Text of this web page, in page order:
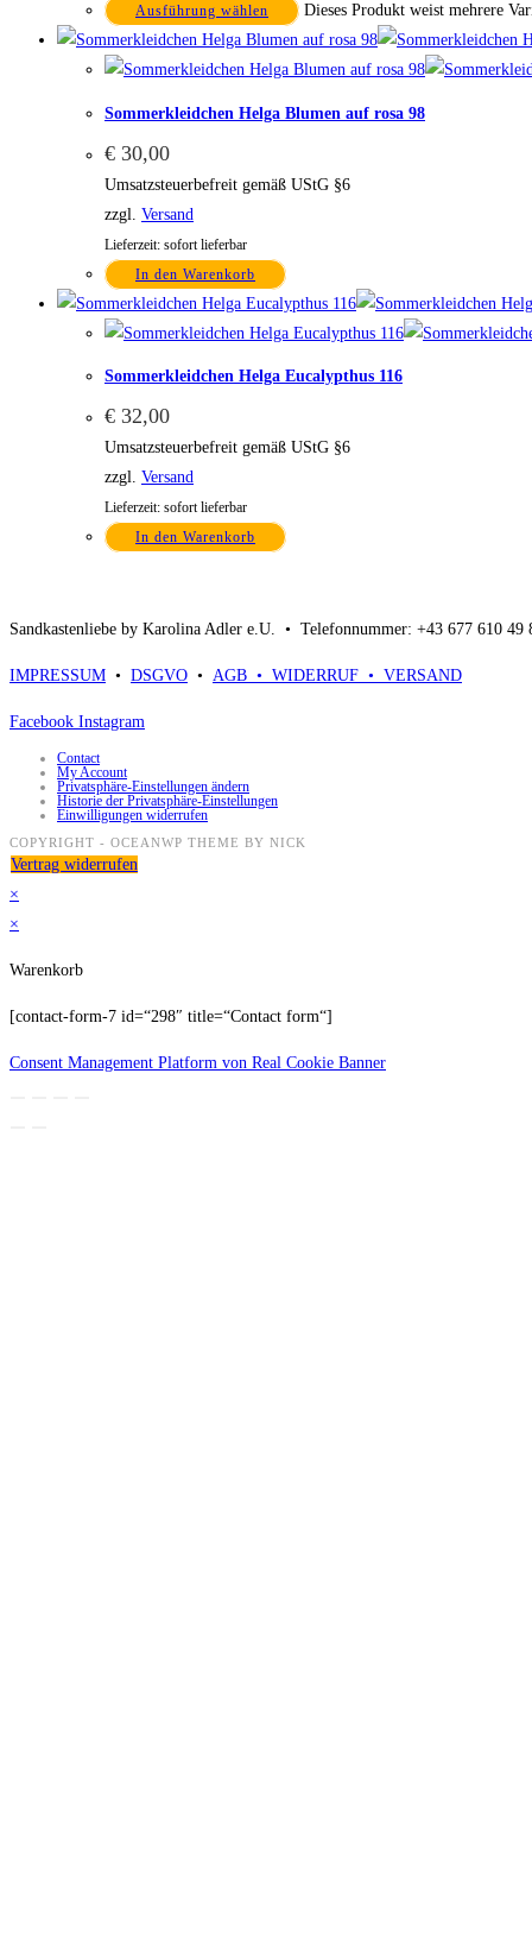
Ausführung wählen Dieses Produkt weist mehrere
Sommerkleidchen Helga Blumen auf rosa 98
€ 30,00
Umsatzsteuerbefreit gemäß UStG §6
zzgl. Versand
Lieferzeit: sofort lieferbar
In den Warenkorb
Sommerkleidchen Helga Eucalypthus 116
€ 32,00
Umsatzsteuerbefreit gemäß UStG §6
zzgl. Versand
Lieferzeit: sofort lieferbar
In den Warenkorb
Sandkastenliebe by Karolina Adler e.U. • Telefonnummer: +43 677 610
IMPRESSUM • DSGVO • AGB • WIDERRUF • VERSAND
Facebook Instagram
Contact
My Account
Privatsphäre-Einstellungen ändern
Historie der Privatsphäre-Einstellungen
Einwilligungen widerrufen
COPYRIGHT - OCEANWP THEME BY NICK
Vertrag widerrufen
×
×
Warenkorb
[contact-form-7 id=“298″ title=“Contact form“]
Consent Management Platform von Real Cookie Banner